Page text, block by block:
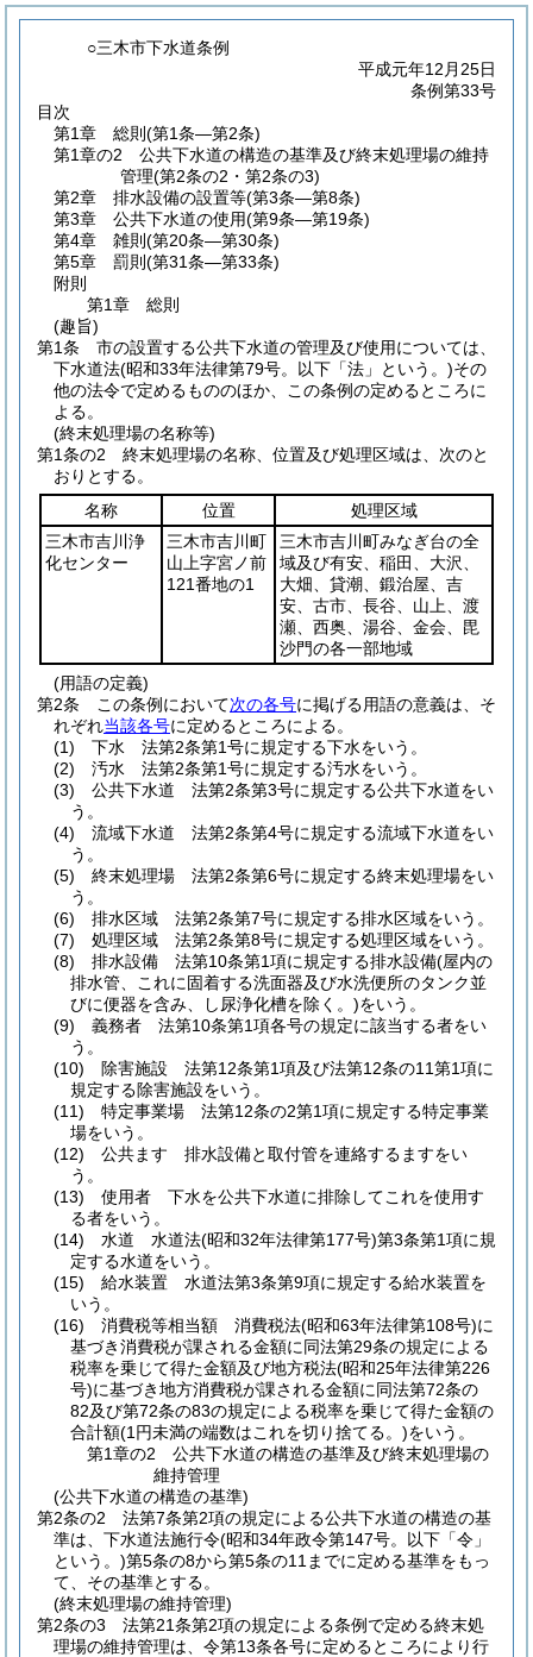
○三木市下水道条例
平成元年12月25日
条例第33号
目次
第1章
総則 (第1条―第2条)
第1章の2
公共下水道の構造の基準及び終末処理場の維持
管理(第2条の2・第2条の3)
第2章
排水設備の設置等(第3条―第8条)
第3章
公共下水道の使用(第9条―第19条)
第4章
雑則 (第20条―第30条)
第5章
罰則 (第31条―第33条)
附則
第1章
総則
(趣旨)
第1条
市の設置する公共下水道の管理及び使用については、
下水道法(昭和33年法律第79号。以下「法」という。)その
他の法令で定めるもののほか、この条例の定めるところに
よる。
(終末処理場の名称等)
第1条の2
終末処理場の名称、位置及び処理区域は、次のと
おりとする。
名称
位置
処理区域
三木市吉川浄
化センター
三木市吉川町
山上字宮ノ前
121番地の1
三木市吉川町みなぎ台の全
域及び有安、稲田、大沢、
大畑、貸潮、鍛治屋、吉
安、古市、長谷、山上、渡
瀬、西奥、湯谷、金会、毘
沙門の各一部地域
(用語の定義)
第2条
この条例において次の各号に掲げる用語の意義は、そ
れぞれ当該各号に定めるところによる。
(1)
下水 法第2条第1号に規定する下水をいう。
(2)
汚水 法第2条第1号に規定する汚水をいう。
(3)
公共下水道 法第2条第3号に規定する公共下水道をい
う。
(4)
流域下水道 法第2条第4号に規定する流域下水道をい
う。
(5)
終末処理場 法第2条第6号に規定する終末処理場をい
う。
(6)
排水区域 法第2条第7号に規定する排水区域をいう。
(7)
処理区域 法第2条第8号に規定する処理区域をいう。
(8)
排水設備 法第10条第1項に規定する排水設備(屋内の
排水管、これに固着する洗面器及び水洗便所のタンク並
びに便器を含み、し尿浄化槽を除く。)をいう。
(9)
義務者 法第10条第1項各号の規定に該当する者をい
う。
(10)
除害施設 法第12条第1項及び法第12条の11第1項に
規定する除害施設をいう。
(11)
特定事業場 法第12条の2第1項に規定する特定事業
場をいう。
(12)
公共ます 排水設備と取付管を連絡するますをい
う。
(13)
使用者 下水を公共下水道に排除してこれを使用す
る者をいう。
(14)
水道 水道法(昭和32年法律第177号)第3条第1項に規
定する水道をいう。
(15)
給水装置 水道法第3条第9項に規定する給水装置を
いう。
(16)
消費税等相当額 消費税法(昭和63年法律第108号)に
基づき消費税が課される金額に同法第29条の規定による
税率を乗じて得た金額及び地方税法(昭和25年法律第226
号)に基づき地方消費税が課される金額に同法第72条の
82及び第72条の83の規定による税率を乗じて得た金額の
合計額(1円未満の端数はこれを切り捨てる。)をいう。
第1章の2
公共下水道の構造の基準及び終末処理場の
維持管理
(公共下水道の構造の基準)
第2条の2
法第7条第2項の規定による公共下水道の構造の基
準は、下水道法施行令(昭和34年政令第147号。以下「令」
という。)第5条の8から第5条の11までに定める基準をもっ
て、その基準とする。
(終末処理場の維持管理)
第2条の3
法第21条第2項の規定による条例で定める終末処
理場の維持管理は、令第13条各号に定めるところにより行